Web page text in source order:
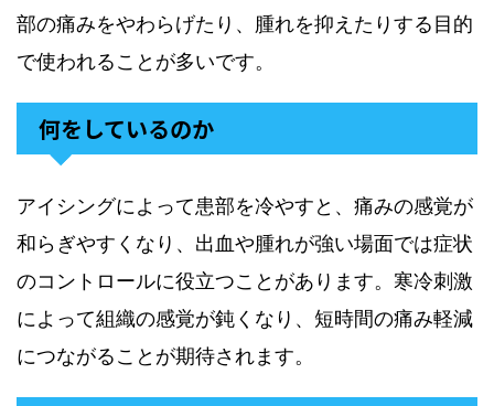
部の痛みをやわらげたり、腫れを抑えたりする目的
で使われることが多いです。
何をしているのか
アイシングによって患部を冷やすと、痛みの感覚が
和らぎやすくなり、出血や腫れが強い場面では症状
のコントロールに役立つことがあります。寒冷刺激
によって組織の感覚が鈍くなり、短時間の痛み軽減
につながることが期待されます。